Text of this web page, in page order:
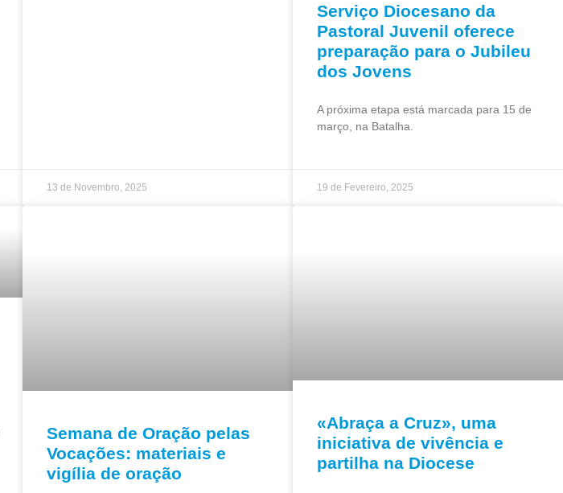
13 de Novembro, 2025
Serviço Diocesano da
Pastoral Juvenil oferece
preparação para o Jubileu
dos Jovens
A próxima etapa está marcada para 15 de
março, na Batalha.
19 de Fevereiro, 2025
Semana de Oração pelas
Vocações: materiais e
vigília de oração
«Abraça a Cruz», uma
iniciativa de vivência e
partilha na Diocese